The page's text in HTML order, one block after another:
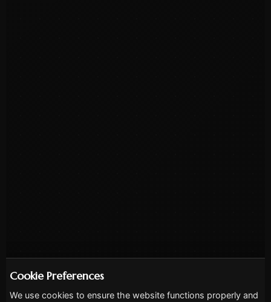
Cookie Preferences
We use cookies to ensure the website functions properly and